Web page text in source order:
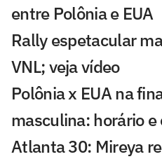
entre Polônia e EUA
Rally espetacular
VNL; veja vídeo
Polônia x EUA na
masculina: horário
Atlanta 30: Mireya